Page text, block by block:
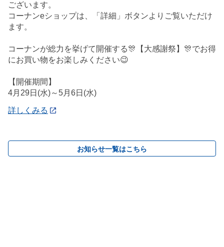
ございます。
コーナンeショップは、「詳細」ボタンよりご覧いただけ
ます。
コーナンが総力を挙げて開催する🎊【大感謝祭】🎊でお得
にお買い物をお楽しみください😉
【開催期間】
4月29日(水)～5月6日(水)
詳しくみる
お知らせ一覧はこちら